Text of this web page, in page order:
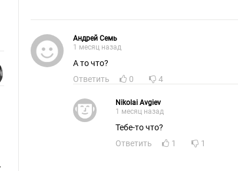
Андрей Семь
1 месяц назад
А то что?
Ответить
0 4
Nikolai Avgiev
1 месяц назад
Тебе-то что?
Ответить
1 1